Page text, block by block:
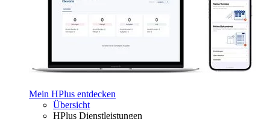
Mein HPlus entdecken
Übersicht
HPlus Dienstleistungen